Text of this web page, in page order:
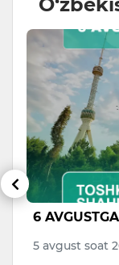
6
5 avgust soat